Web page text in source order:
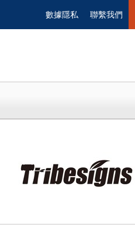
數據隱私 聯繫我們